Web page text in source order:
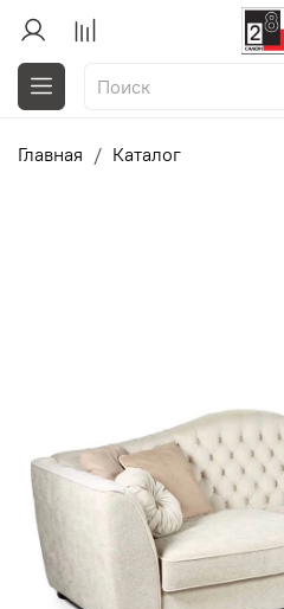
Главная Каталог